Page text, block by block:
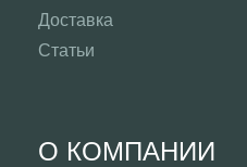
Доставка
Статьи
О КОМПАНИИ